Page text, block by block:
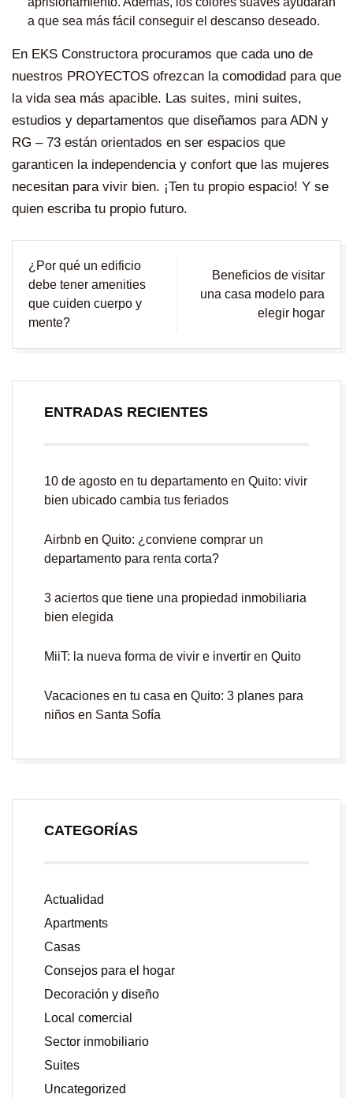
a que sea más fácil conseguir el descanso deseado.
En EKS Constructora procuramos que cada uno de
nuestros PROYECTOS ofrezcan la comodidad para que
la vida sea más apacible. Las suites, mini suites,
estudios y departamentos que diseñamos para ADN y
RG – 73 están orientados en ser espacios que
garanticen la independencia y confort que las mujeres
necesitan para vivir bien. ¡Ten tu propio espacio! Y se
quien escriba tu propio futuro.
Navegación
de
entradas
¿Por qué un edificio
debe tener amenities
que cuiden cuerpo y
mente?
Beneficios de visitar
una casa modelo para
elegir hogar
ENTRADAS RECIENTES
10 de agosto en tu departamento en Quito: vivir
bien ubicado cambia tus feriados
Airbnb en Quito: ¿conviene comprar un
departamento para renta corta?
3 aciertos que tiene una propiedad inmobiliaria
bien elegida
MiiT: la nueva forma de vivir e invertir en Quito
Vacaciones en tu casa en Quito: 3 planes para
niños en Santa Sofía
CATEGORÍAS
Actualidad
Apartments
Casas
Consejos para el hogar
Decoración y diseño
Local comercial
Sector inmobiliario
Suites
Uncategorized